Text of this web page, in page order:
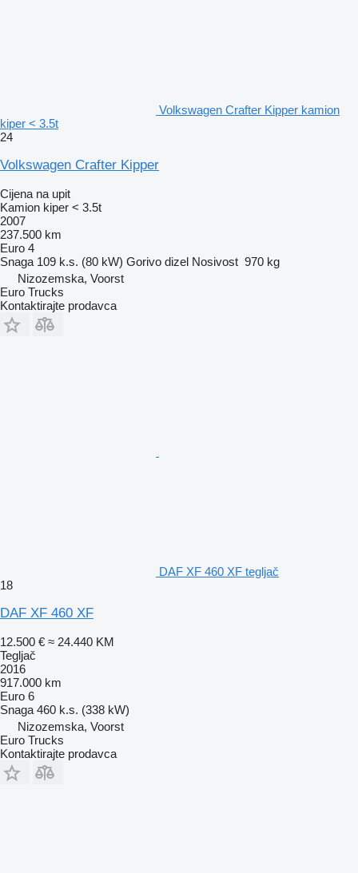
Volkswagen Crafter Kipper kamion
kiper < 3.5t
24
Volkswagen Crafter Kipper
Cijena na upit
Kamion kiper < 3.5t
2007
237.500 km
Euro 4
Snaga 109 k.s. (80 kW) Gorivo dizel Nosivost 970 kg
Nizozemska, Voorst
Euro Trucks
Kontaktirajte prodavca
DAF XF 460 XF tegljač
18
DAF XF 460 XF
12.500 € ≈ 24.440 KM
Tegljač
2016
917.000 km
Euro 6
Snaga 460 k.s. (338 kW)
Nizozemska, Voorst
Euro Trucks
Kontaktirajte prodavca